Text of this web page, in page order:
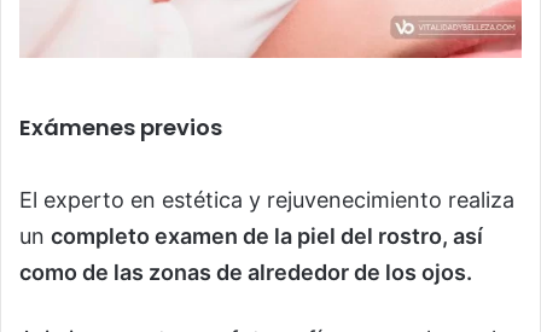
Exámenes previos
El experto en estética y rejuvenecimiento realiza
un completo examen de la piel del rostro, así
como de las zonas de alrededor de los ojos.